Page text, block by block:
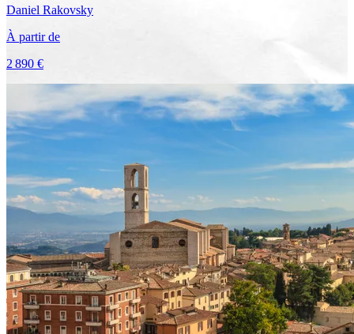
Daniel Rakovsky
À partir de
2 890 €
Voir le voyage